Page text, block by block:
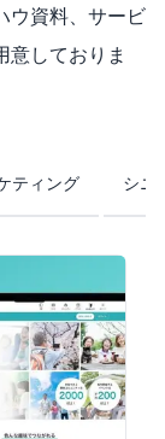
ウ資料、サービ
意しておりま
ティング シニ